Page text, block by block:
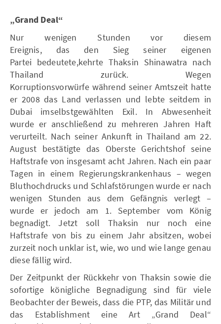
„Grand Deal“
Nur wenigen Stunden vor diesem
Ereignis, das den Sieg seiner eigenen
Partei bedeutete,kehrte Thaksin Shinawatra nach
Thailand zurück. Wegen
Korruptionsvorwürfe während seiner Amtszeit hatte
er 2008 das Land verlassen und lebte seitdem in
Dubai imselbstgewählten Exil. In Abwesenheit
wurde er anschließend zu mehreren Jahren Haft
verurteilt. Nach seiner Ankunft in Thailand am 22.
August bestätigte das Oberste Gerichtshof seine
Haftstrafe von insgesamt acht Jahren. Nach ein paar
Tagen in einem Regierungskrankenhaus – wegen
Bluthochdrucks und Schlafstörungen wurde er nach
wenigen Stunden aus dem Gefängnis verlegt –
wurde er jedoch am 1. September vom König
begnadigt. Jetzt soll Thaksin nur noch eine
Haftstrafe von bis zu einem Jahr absitzen, wobei
zurzeit noch unklar ist, wie, wo und wie lange genau
diese fällig wird.
Der Zeitpunkt der Rückkehr von Thaksin sowie die
sofortige königliche Begnadigung sind für viele
Beobachter der Beweis, dass die PTP, das Militär und
das Establishment eine Art „Grand Deal“